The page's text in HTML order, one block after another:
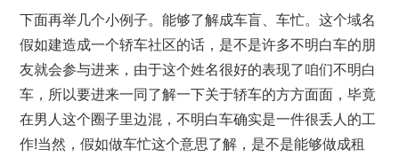
下面再举几个小例子。能够了解成车盲、车忙。这个域名
假如建造成一个轿车社区的话，是不是许多不明白车的朋
友就会参与进来，由于这个姓名很好的表现了咱们不明白
车，所以要进来一同了解一下关于轿车的方方面面，毕竟
在男人这个圈子里边混，不明白车确实是一件很丢人的工
作!当然，假如做车忙这个意思了解，是不是能够做成租